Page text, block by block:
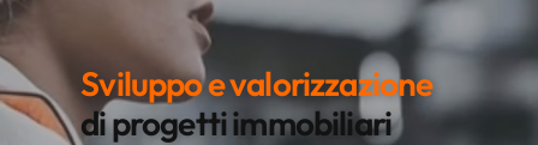
Sviluppo e valorizzazione
di progetti immobiliari